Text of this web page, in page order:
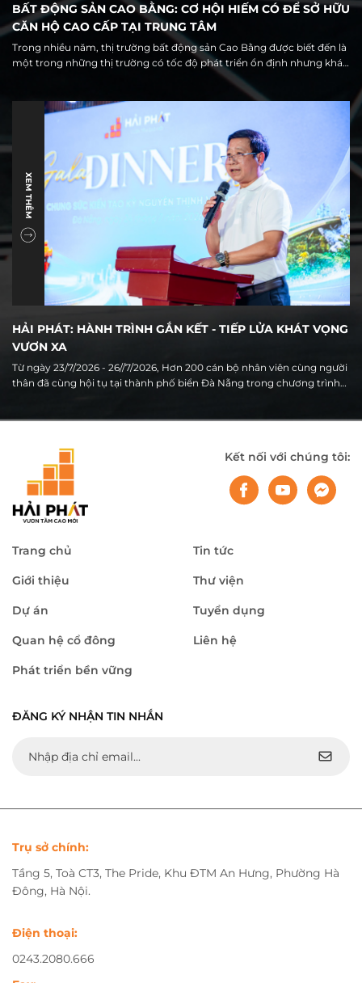
BẤT ĐỘNG SẢN CAO BẰNG: CƠ HỘI HIẾM CÓ ĐỂ SỞ HỮU
CĂN HỘ CAO CẤP TẠI TRUNG TÂM
Trong nhiều năm, thị trường bất động sản Cao Bằng được biết đến là
một trong những thị trường có tốc độ phát triển ổn định nhưng khá
đặc thù, với nguồn cung chủ yếu tập trung ở đất nền và nhà phố. Tuy
nhiên, cùng với quá trình đô thị hóa, đầu tư hạ tầng và sự hình thành
của trung tâm hành chính mới, thị trường địa phương đang đứng
trước một giai đoạn chuyển mình đáng chú ý.
XEM THÊM
HẢI PHÁT: HÀNH TRÌNH GẮN KẾT - TIẾP LỬA KHÁT VỌNG
VƯƠN XA
Từ ngày 23/7/2026 - 26//7/2026, Hơn 200 cán bộ nhân viên cùng người
thân đã cùng hội tụ tại thành phố biển Đà Nẵng trong chương trình
năm và chuẩn bị cho giai đoạn tăng tốc của những tháng cuối năm.
Kết nối với chúng tôi:
Trang chủ
Giới thiệu
Dự án
Quan hệ cổ đông
Phát triển bền vững
Tin tức
Thư viện
Tuyển dụng
Liên hệ
ĐĂNG KÝ NHẬN TIN NHẮN
Trụ sở chính:
Tầng 5, Toà CT3, The Pride, Khu ĐTM An Hưng, Phường Hà
Đông, Hà Nội.
Điện thoại:
0243.2080.666